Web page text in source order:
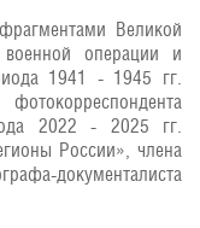
Великой
операции и
1941 - 1945 гг.
2022 - 2025 гг.
России», члена
документалиста